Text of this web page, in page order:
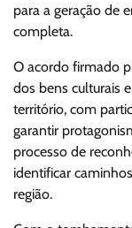
para a geração de
completa.
O acordo firmado
dos bens culturais
território, com
garantir
processo de
identificar
região.